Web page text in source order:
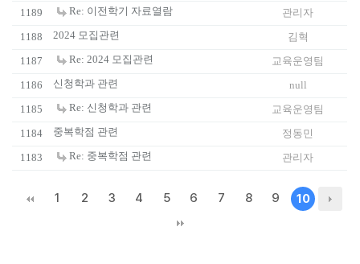
1189
Re: 이전학기 자료열람
관리자
1188
2024 모집관련
김혁
1187
Re: 2024 모집관련
교육운영팀
1186
신청학과 관련
null
1185
Re: 신청학과 관련
교육운영팀
1184
중복학점 관련
정동민
1183
Re: 중복학점 관련 관리자
1 2 3 4 5 6 7 8 9 10